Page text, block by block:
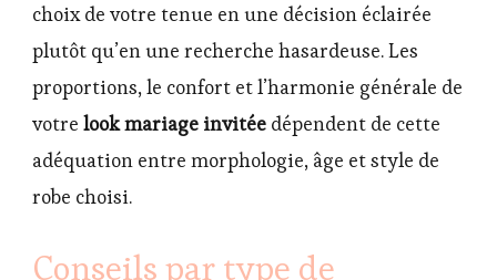
choix de votre tenue en une décision éclairée
plutôt qu’en une recherche hasardeuse. Les
proportions, le confort et l’harmonie générale de
votre look mariage invitée dépendent de cette
adéquation entre morphologie, âge et style de
robe choisi.
Conseils par type de